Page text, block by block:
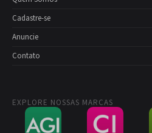
Cadastre-se
Anuncie
Contato
EXPLORE NOSSAS MARCAS